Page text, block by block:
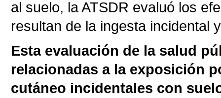
al suelo, la ATSDR evaluó los
resultan de la ingesta incidental
Esta evaluación de la salud
relacionadas a la exposición
cutáneo incidentales con